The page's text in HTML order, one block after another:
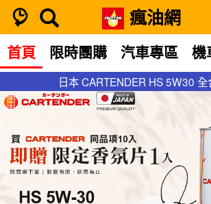
瘋油網
日本 CARTENDER HS 5W30 全
首頁 限時團購 汽車專區 機
日本 CARTENDER HS 5W30 全合成機油